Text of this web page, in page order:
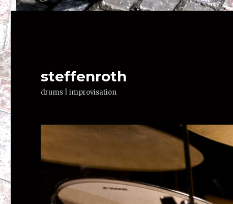
steffenroth
drums | improvisation